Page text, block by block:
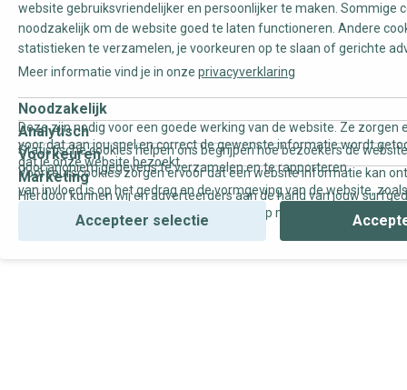
website gebruiksvriendelijker en persoonlijker te maken. Sommige
noodzakelijk om de website goed te laten functioneren. Andere
statistieken te verzamelen, je voorkeuren op te slaan of gerichte
Meer informatie vind je in onze privacyverklaring
Noodzakelijk
Deze zijn nodig voor een goede werking van de website. Ze zorgen
voor dat aan jou snel en correct de gewenste informatie wordt
dat je onze website bezoekt.
Analytisch
Statistische cookies helpen ons begrijpen hoe bezoekers de
door anoniem gegevens te verzamelen en te rapporteren.
Voorkeuren
Voorkeurscookies zorgen ervoor dat een website informatie kan
van invloed is op het gedrag en de vormgeving van de website,
Marketing
Hierdoor kunnen wij en adverteerders aan de hand van jouw
gepersonaliseerde online advertenties en op maat gemaakte
Accepteer selectie